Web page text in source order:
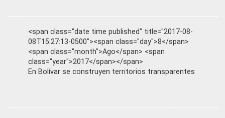
<span class="date time published" title="2017-08-
08T15:27:13-0500"><span class="day">8</span>
<span class="month">Ago</span> <span
class="year">2017</span></span>
En Bolívar se construyen territorios transparentes